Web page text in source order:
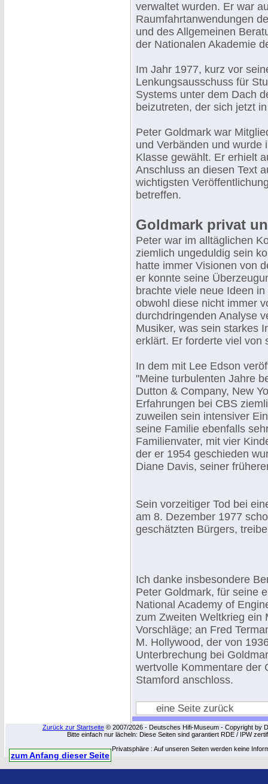
verwaltet wurden. Er war
Raumfahrtanwendungen
und des Allgemeinen
der Nationalen Akademie
Im Jahr 1977, kurz vor
Lenkungsausschuss für
Systems unter dem Dach
beizutreten, der sich jetzt
Peter Goldmark war
und Verbänden und wurde
Klasse gewählt. Er erhielt
Anschluss an diesen Text
wichtigsten
betreffen.
Goldmark privat
Peter war im alltäglichen
ziemlich ungeduldig sein
hatte immer Visionen von
er konnte seine
brachte viele neue Ideen
obwohl diese nicht immer
durchdringenden Analyse
Musiker, was sein starkes
erklärt. Er forderte viel von
In dem mit Lee Edson
"Meine turbulenten Jahre
Dutton & Company, New
Erfahrungen bei CBS
zuweilen sein intensiver
seine Familie ebenfalls
Familienvater, mit vier
der er 1954 geschieden
Diane Davis, seiner
Sein vorzeitiger Tod bei
am 8. Dezember 1977
geschätzten Bürgers,
Ich danke insbesondere
Peter Goldmark, für seine
National Academy of
zum Zweiten Weltkrieg ein
Vorschläge; an Fred
M. Hollywood, der von
Unterbrechung bei
wertvolle Kommentare der
Stamford anschloss.
eine Seite zurück
Zurück zur Startseite © 2007/2026 - Deutsches Hifi-Museum - Copyright by
Bitte einfach nur lächeln: Diese Seiten sind garantiert RDE / IPW
Privatsphäre : Auf unseren Seiten werden keine
zum Anfang dieser Seite